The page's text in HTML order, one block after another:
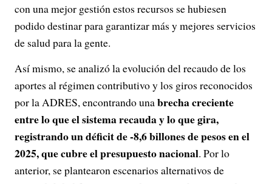
con una mejor gestión estos recursos se hubiesen
podido destinar para garantizar más y mejores servicios
de salud para la gente.
Así mismo, se analizó la evolución del recaudo de los
aportes al régimen contributivo y los giros reconocidos
por la ADRES, encontrando unabrecha creciente
entre lo que el sistema recauda y lo que gira,
registrando un déficit de -8,6 billones de pesos en el
2025, que cubre el presupuesto nacional. Por lo
anterior, se plantearon escenarios alternativos de